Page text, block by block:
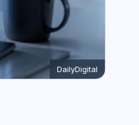
DailyDigital